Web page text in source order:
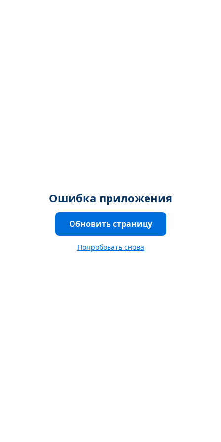
Ошибка приложения
Обновить страницу
Попробовать снова